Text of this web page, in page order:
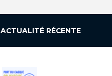
ACTUALITÉ RÉCENTE